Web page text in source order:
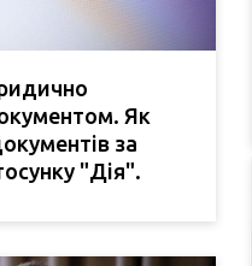
Як
за
"Дія".